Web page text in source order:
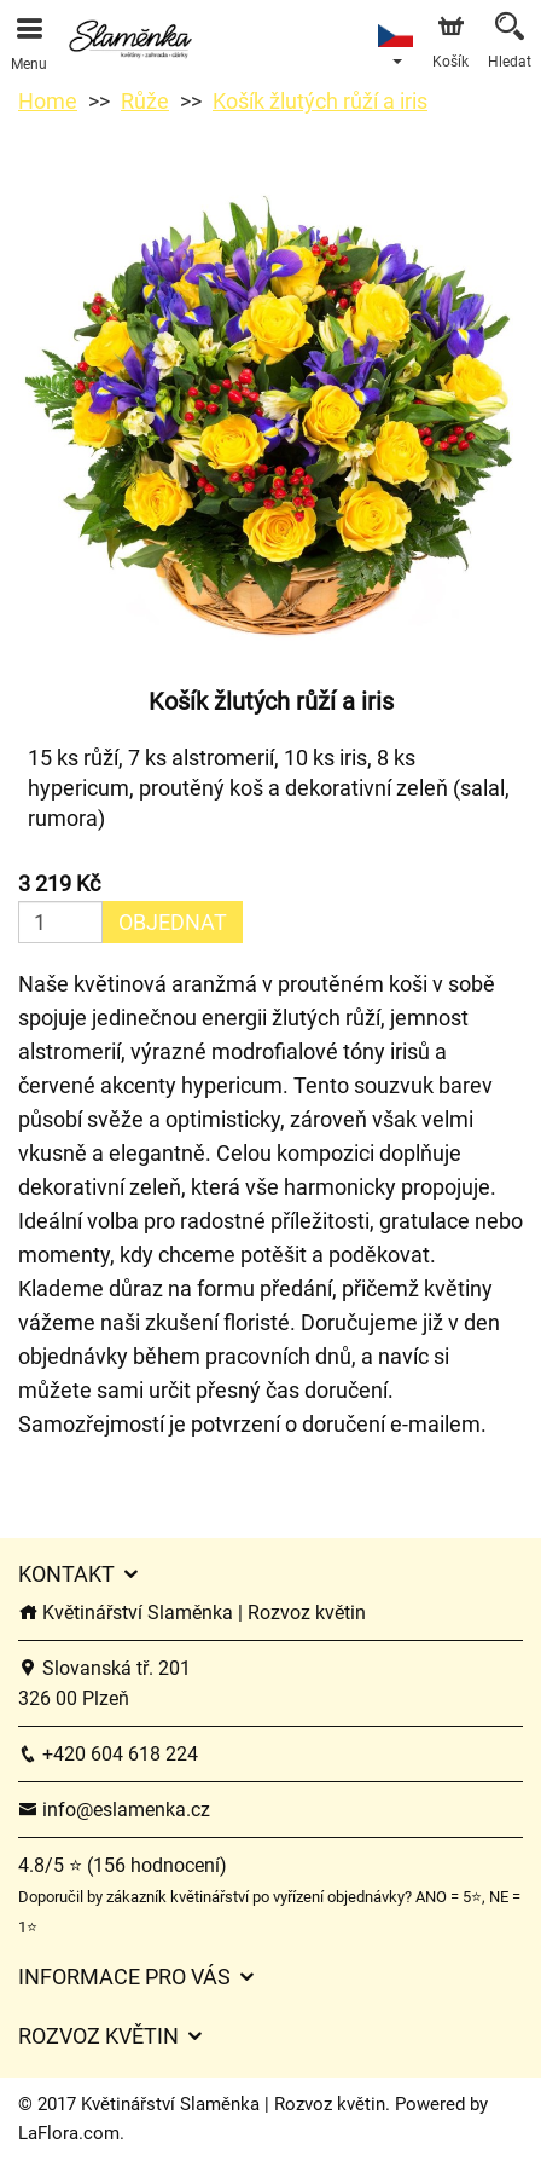
Menu Košík Hledat
Home Růže Košík žlutých růží a iris
Košík žlutých růží a iris
15 ks růží, 7 ks alstromerií, 10 ks iris, 8 ks
hypericum, proutěný koš a dekorativní zeleň (salal,
rumora)
3 219 Kč
OBJEDNAT
Naše květinová aranžmá v proutěném koši v sobě
spojuje jedinečnou energii žlutých růží, jemnost
alstromerií, výrazné modrofialové tóny irisů a
červené akcenty hypericum. Tento souzvuk barev
působí svěže a optimisticky, zároveň však velmi
vkusně a elegantně. Celou kompozici doplňuje
dekorativní zeleň, která vše harmonicky propojuje.
Ideální volba pro radostné příležitosti, gratulace nebo
momenty, kdy chceme potěšit a poděkovat.
Klademe důraz na formu předání, přičemž květiny
vážeme naši zkušení floristé. Doručujeme již v den
objednávky během pracovních dnů, a navíc si
můžete sami určit přesný čas doručení.
Samozřejmostí je potvrzení o doručení e-mailem.
KONTAKT
Květinářství Slaměnka | Rozvoz květin
Slovanská tř. 201
326 00 Plzeň
+420 604 618 224
info@eslamenka.cz
4.8/5 ⭐ (156 hodnocení)
Doporučil by zákazník květinářství po vyřízení objednávky? ANO = 5⭐, NE =
1⭐
INFORMACE PRO VÁS
Ochrana osobních údajů
Často kladené dotazy
ROZVOZ KVĚTIN
Ceny za doručení
Kam doručujeme květiny
© 2017 Květinářství Slaměnka | Rozvoz květin. Powered by
LaFlora.com.